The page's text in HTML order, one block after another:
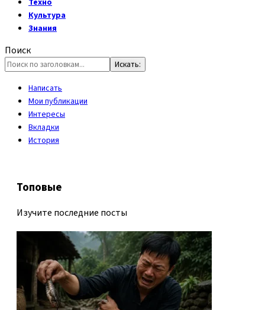
Техно
Культура
Знания
Поиск
Написать
Мои публикации
Интересы
Вкладки
История
Топовые
Изучите последние посты